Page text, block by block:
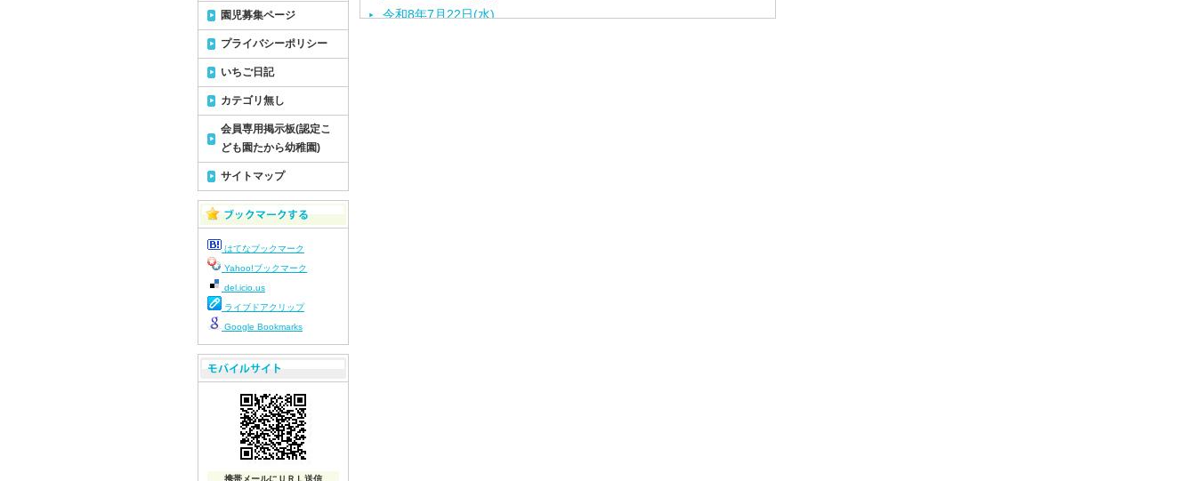
令和8年7月22日(水)
園児募集ページ
プライバシーポリシー
いちご日記
カテゴリ無し
会員専用掲示板(認定こ
ども園たから幼稚園)
サイトマップ
はてなブックマーク
Yahoo!ブックマーク
del.icio.us
ライブドアクリップ
Google Bookmarks
携帯メールにＵＲＬ送信